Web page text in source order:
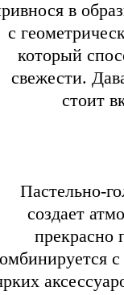
в
с
который
свежести.
стоит
Пастельно-
создает
прекрасно